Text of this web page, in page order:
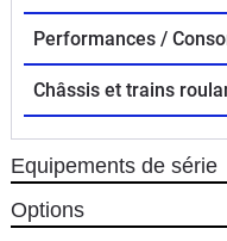
Performances /
Châssis et trains
Equipements de série
Options